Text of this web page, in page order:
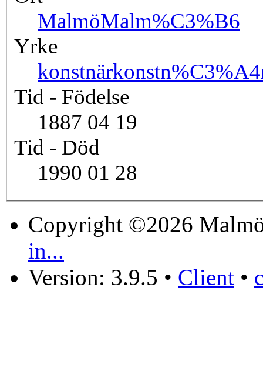
MalmöMalm%C3%B6
Yrke
konstnär
Tid - Födelse
1887 04 19
Tid - Död
1990 01 28
Copyright ©2026
in...
Version: 3.9.5 • Client •